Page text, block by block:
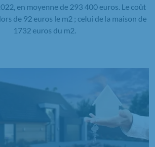
en moyenne de 293 400 euros. Le coût
de 92 euros le m2 ; celui de la maison de
1732 euros du m2.